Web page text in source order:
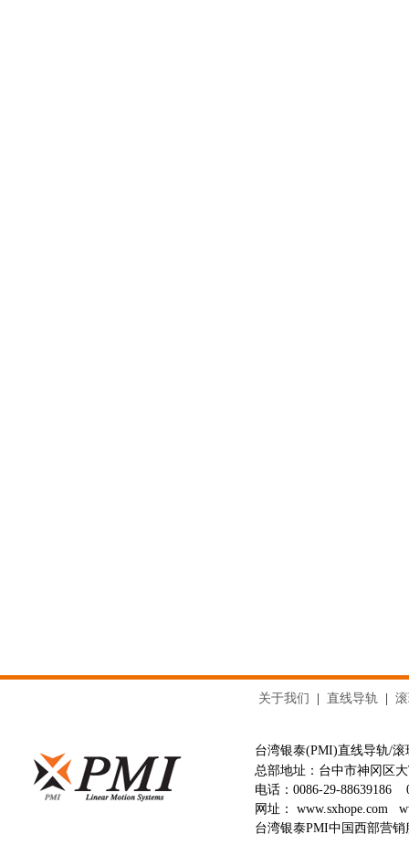
关于我们 直线导轨
台湾银泰(PMI)直线导轨/
总部地址：台中市神冈区
电话： 0086-29-88639186
网址： www.sxhope.com
台湾银泰PMI中国西部营